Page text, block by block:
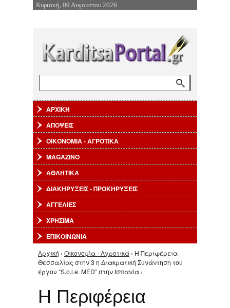
Επιστροφή στην Πλοήγηση
Κυριακή, 09 Αυγούστου 2026
ΑΡΧΙΚΗ
ΑΠΟΨΕΙΣ
ΟΙΚΟΝΟΜΙΑ - ΑΓΡΟΤΙΚΑ
MAGAZINO
ΑΘΛΗΤΙΚΑ
ΔΙΑΚΗΡΥΞΕΙΣ - ΠΡΟΚΗΡΥΞΕΙΣ
ΑΓΓΕΛΙΕΣ
ΧΡΗΣΙΜΑ
ΕΠΙΚΟΙΝΩΝΙΑ
Είστε εδώ
Αρχική › Οικονομία - Αγροτικά › Η Περιφέρεια
Θεσσαλίας στην 3 η Διακρατική Συνάντηση του
έργου “S.o.l.e. MED” στην Ισπανία ›
Η Περιφέρεια